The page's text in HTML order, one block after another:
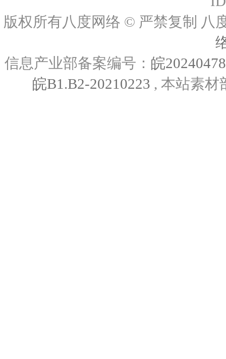
版权所有八度网络 © 严禁复制
信息产业部备案编号： 皖
皖B1.B2-20210223 , 本站素材